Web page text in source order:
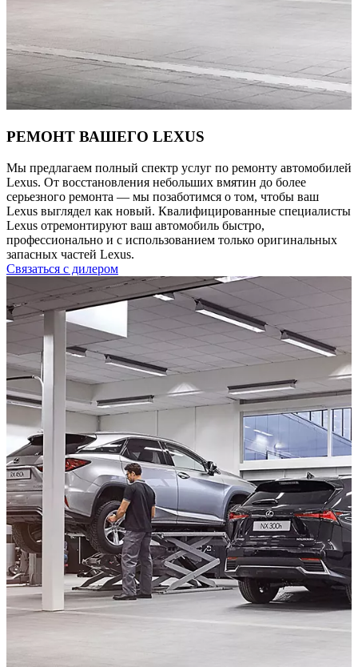
РЕМОНТ ВАШЕГО LEXUS
Мы предлагаем полный спектр услуг по ремонту автомобилей
Lexus. От восстановления небольших вмятин до более
серьезного ремонта — мы позаботимся о том, чтобы ваш
Lexus выглядел как новый. Квалифицированные специалисты
Lexus отремонтируют ваш автомобиль быстро,
профессионально и с использованием только оригинальных
запасных частей Lexus.
Связаться с дилером